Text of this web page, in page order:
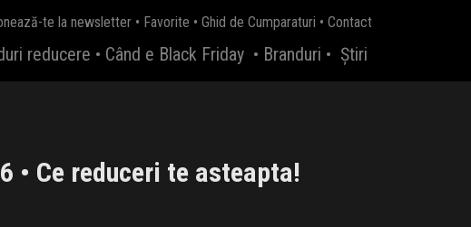
te la newsletter • Favorite • Ghid de Cumparaturi • Contact
reducere • Când e Black Friday • Branduri • Știri
• Ce reduceri te asteapta!